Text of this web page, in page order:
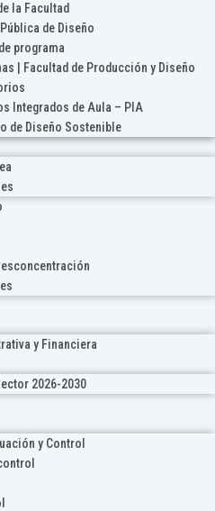
la Facultad
de Diseño
programa
| Facultad de Producción y Diseño
Integrados de Aula – PIA
de Diseño Sostenible
y Financiera
2026-2030
y Control